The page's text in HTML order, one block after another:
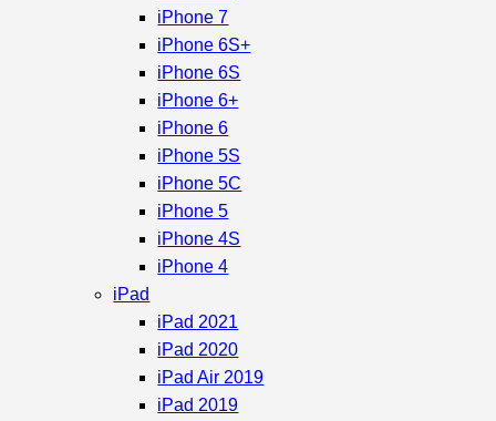
iPhone 7
iPhone 6S+
iPhone 6S
iPhone 6+
iPhone 6
iPhone 5S
iPhone 5C
iPhone 5
iPhone 4S
iPhone 4
iPad
iPad 2021
iPad 2020
iPad Air 2019
iPad 2019